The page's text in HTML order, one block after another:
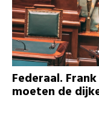
Federaal.
moeten de